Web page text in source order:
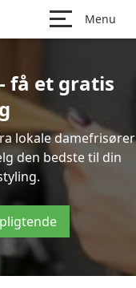
Menu
få et gratis
lokale damefrisører
den bedste til din